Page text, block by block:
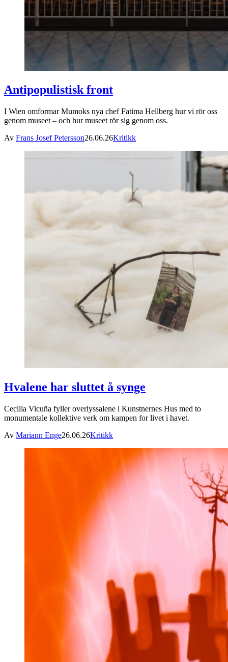
Antipopulistisk front
I Wien omformar Mumoks nya chef Fatima Hellberg hur vi rör oss
genom museet – och hur museet rör sig genom oss.
Av Frans Josef Petersson26.06.26Kritikk
Hvalene har sluttet å synge
Cecilia Vicuña fyller overlyssalene i Kunstnernes Hus med to
monumentale kollektive verk om kampen for livet i havet.
Av Mariann Enge26.06.26Kritikk